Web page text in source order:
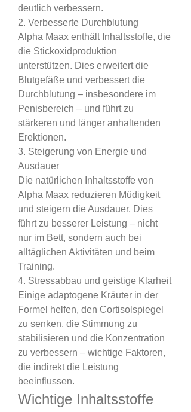
deutlich verbessern.
2. Verbesserte Durchblutung
Alpha Maax enthält Inhaltsstoffe, die
die Stickoxidproduktion
unterstützen. Dies erweitert die
Blutgefäße und verbessert die
Durchblutung – insbesondere im
Penisbereich – und führt zu
stärkeren und länger anhaltenden
Erektionen.
3. Steigerung von Energie und
Ausdauer
Die natürlichen Inhaltsstoffe von
Alpha Maax reduzieren Müdigkeit
und steigern die Ausdauer. Dies
führt zu besserer Leistung – nicht
nur im Bett, sondern auch bei
alltäglichen Aktivitäten und beim
Training.
4. Stressabbau und geistige Klarheit
Einige adaptogene Kräuter in der
Formel helfen, den Cortisolspiegel
zu senken, die Stimmung zu
stabilisieren und die Konzentration
zu verbessern – wichtige Faktoren,
die indirekt die Leistung
beeinflussen.
Wichtige Inhaltsstoffe